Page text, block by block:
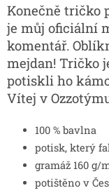
Konečně tričko
je můj oficiální
komentář.
mejdan! Tričko
potiskli ho
Vítej v
100 % bavlna
potisk, který
gramáž 160 g/
potištěno v